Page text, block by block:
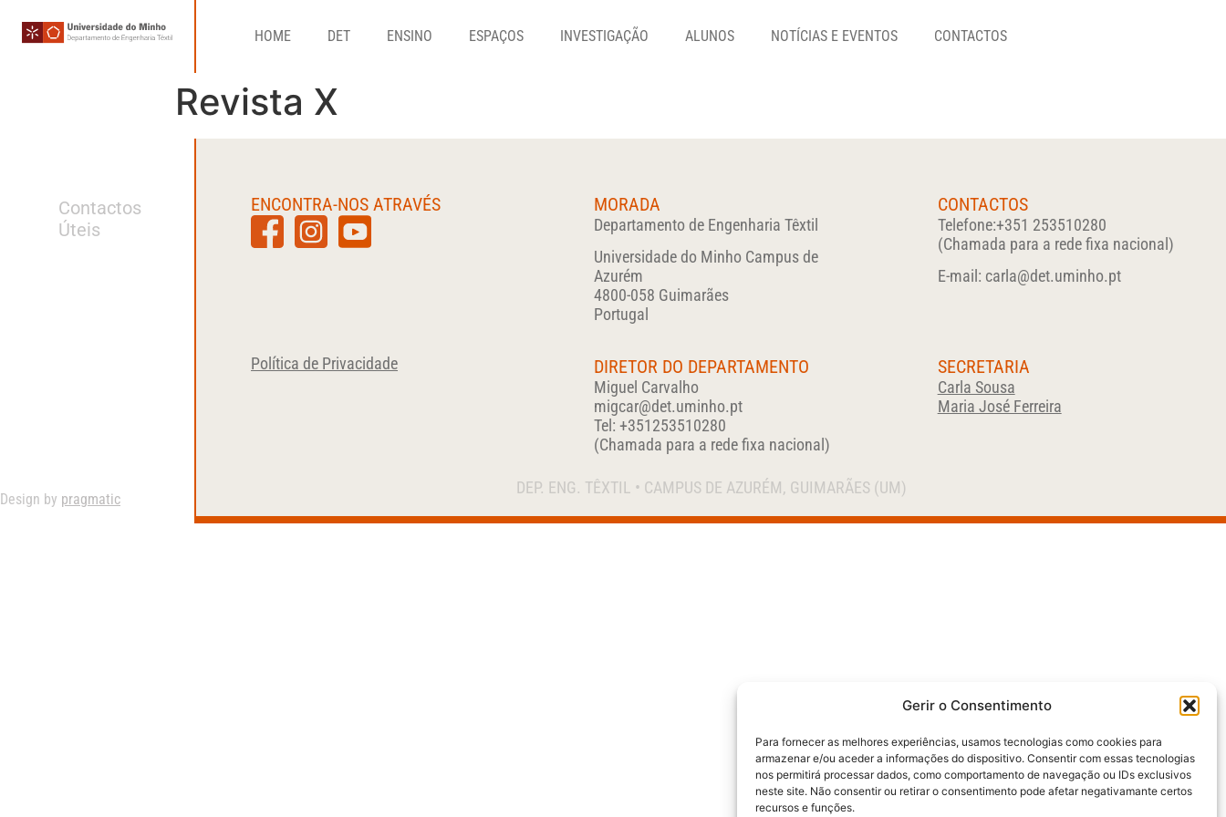
Gerir o Consentimento
Para fornecer as melhores experiências, usamos tecnologias como cookies para
armazenar e/ou aceder a informações do dispositivo. Consentir com essas tecnologias
nos permitirá processar dados, como comportamento de navegação ou IDs exclusivos
neste site. Não consentir ou retirar o consentimento pode afetar negativamante certos
recursos e funções.
HOME DET ENSINO ESPAÇOS INVESTIGAÇÃO ALUNOS NOTÍCIAS E EVENTOS CONTACTOS
Revista X
Contactos
Úteis
ENCONTRA-NOS ATRAVÉS MORADA
Departamento de Engenharia Têxtil
Universidade do Minho Campus de
Azurém
4800-058 Guimarães
Portugal
CONTACTOS
Telefone:+351 253510280
(Chamada para a rede fixa nacional)
E-mail: carla@det.uminho.pt
Política de Privacidade DIRETOR DO DEPARTAMENTO
Miguel Carvalho
migcar@det.uminho.pt
Tel:+351253510280
(Chamada para a rede fixa nacional)
SECRETARIA
Carla Sousa
Maria José Ferreira
Design by pragmatic
DEP. ENG. TÊXTIL • CAMPUS DE AZURÉM, GUIMARÃES (UM)